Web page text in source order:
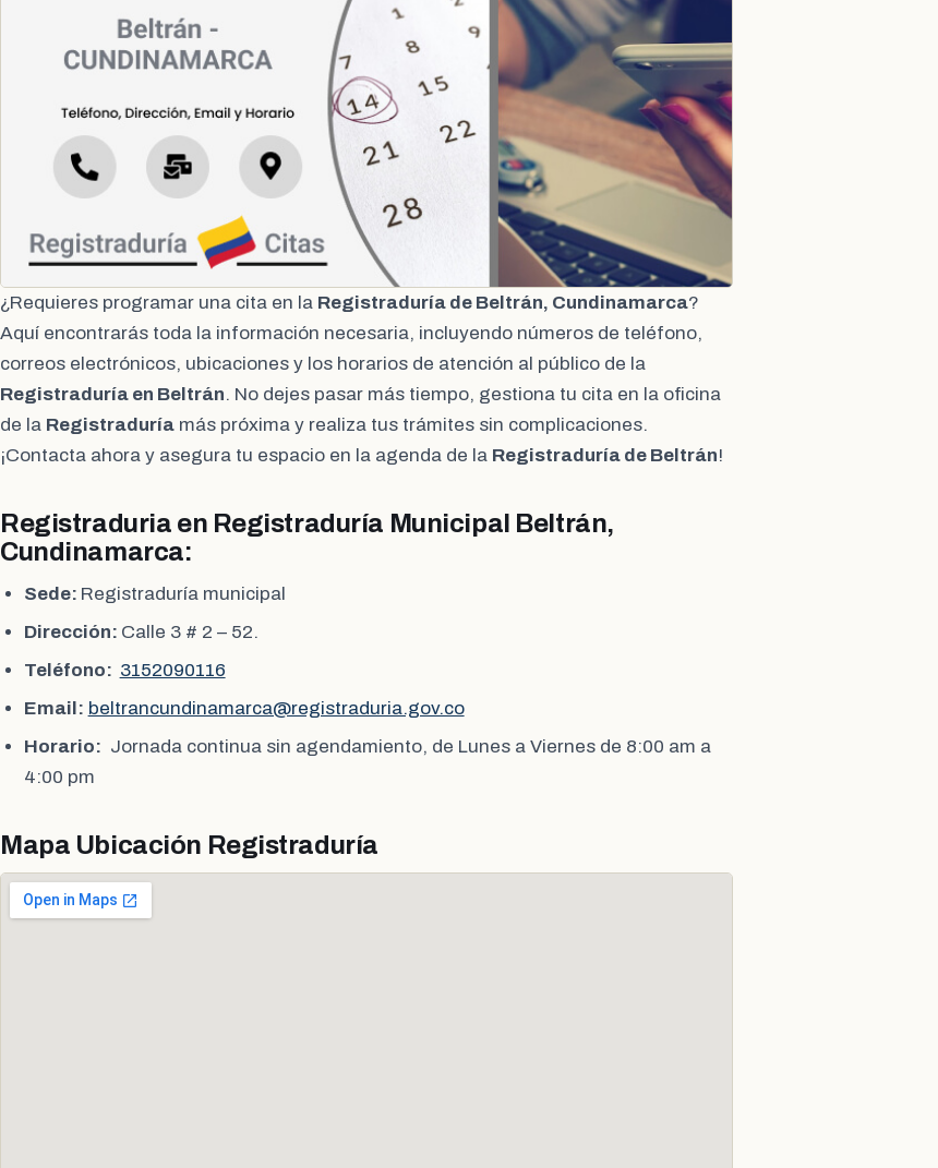
¿Requieres programar una cita en la Registraduría de Beltrán, Cundinamarca?
Aquí encontrarás toda la información necesaria, incluyendo números de teléfono,
correos electrónicos, ubicaciones y los horarios de atención al público de la
Registraduría en Beltrán. No dejes pasar más tiempo, gestiona tu cita en la oficina
de la Registraduría más próxima y realiza tus trámites sin complicaciones.
¡Contacta ahora y asegura tu espacio en la agenda de la Registraduría de Beltrán!
Registraduria en Registraduría Municipal Beltrán,
Cundinamarca:
Sede: Registraduría municipal
Dirección: Calle 3 # 2 – 52.
Teléfono: 3152090116
Email: beltrancundinamarca@registraduria.gov.co
Horario: Jornada continua sin agendamiento, de Lunes a Viernes de 8:00 am a
4:00 pm
Mapa Ubicación Registraduría